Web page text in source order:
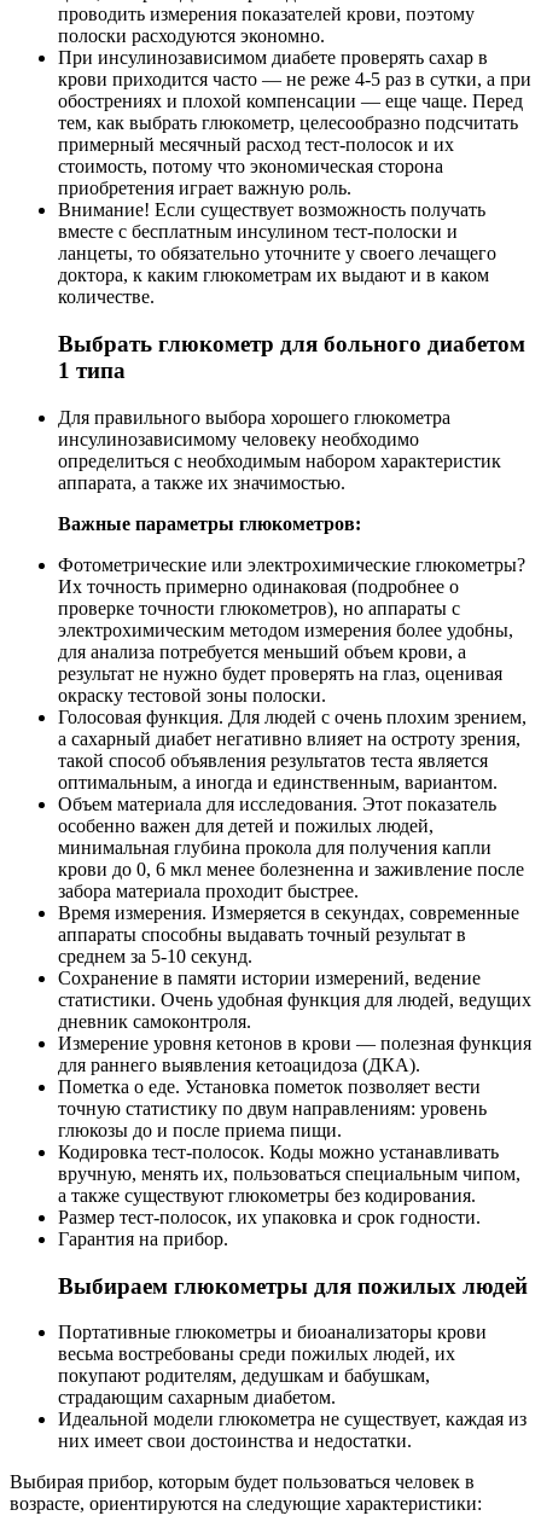
проводить измерения показателей крови, поэтому
полоски расходуются экономно.
При инсулинозависимом диабете проверять сахар в
крови приходится часто — не реже 4-5 раз в сутки, а при
обострениях и плохой компенсации — еще чаще. Перед
тем, как выбрать глюкометр, целесообразно подсчитать
примерный месячный расход тест-полосок и их
стоимость, потому что экономическая сторона
приобретения играет важную роль.
Внимание! Если существует возможность получать
вместе с бесплатным инсулином тест-полоски и
ланцеты, то обязательно уточните у своего лечащего
доктора, к каким глюкометрам их выдают и в каком
количестве.
Выбрать глюкометр для больного диабетом
1 типа
Для правильного выбора хорошего глюкометра
инсулинозависимому человеку необходимо
определиться с необходимым набором характеристик
аппарата, а также их значимостью.
Важные параметры глюкометров:
Фотометрические или электрохимические глюкометры?
Их точность примерно одинаковая (подробнее о
проверке точности глюкометров), но аппараты с
электрохимическим методом измерения более удобны,
для анализа потребуется меньший объем крови, а
результат не нужно будет проверять на глаз, оценивая
окраску тестовой зоны полоски.
Голосовая функция. Для людей с очень плохим зрением,
а сахарный диабет негативно влияет на остроту зрения,
такой способ объявления результатов теста является
оптимальным, а иногда и единственным, вариантом.
Объем материала для исследования. Этот показатель
особенно важен для детей и пожилых людей,
минимальная глубина прокола для получения капли
крови до 0, 6 мкл менее болезненна и заживление после
забора материала проходит быстрее.
Время измерения. Измеряется в секундах, современные
аппараты способны выдавать точный результат в
среднем за 5-10 секунд.
Сохранение в памяти истории измерений, ведение
статистики. Очень удобная функция для людей, ведущих
дневник самоконтроля.
Измерение уровня кетонов в крови — полезная функция
для раннего выявления кетоацидоза (ДКА).
Пометка о еде. Установка пометок позволяет вести
точную статистику по двум направлениям: уровень
глюкозы до и после приема пищи.
Кодировка тест-полосок. Коды можно устанавливать
вручную, менять их, пользоваться специальным чипом,
а также существуют глюкометры без кодирования.
Размер тест-полосок, их упаковка и срок годности.
Гарантия на прибор.
Выбираем глюкометры для пожилых людей
Портативные глюкометры и биоанализаторы крови
весьма востребованы среди пожилых людей, их
покупают родителям, дедушкам и бабушкам,
страдающим сахарным диабетом.
Идеальной модели глюкометра не существует, каждая из
них имеет свои достоинства и недостатки.
Выбирая прибор, которым будет пользоваться человек в
возрасте, ориентируются на следующие характеристики: